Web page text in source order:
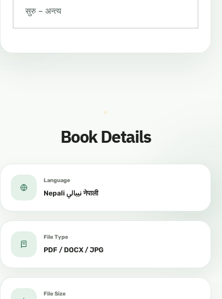
सुरु – अन्त्य
Book Details
Language
Nepali نيبالي नेपाली
File Type
PDF / DOCX / JPG
File Size